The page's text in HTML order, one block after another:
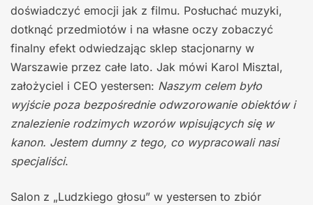
doświadczyć emocji jak z filmu. Posłuchać muzyki,
dotknąć przedmiotów i na własne oczy zobaczyć
finalny efekt odwiedzając sklep stacjonarny w
Warszawie przez całe lato. Jak mówi Karol Misztal,
założyciel i CEO yestersen: Naszym celem było
wyjście poza bezpośrednie odwzorowanie obiektów i
znalezienie rodzimych wzorów wpisujących się w
kanon. Jestem dumny z tego, co wypracowali nasi
specjaliści.
Salon z „Ludzkiego głosu” w yestersen to zbiór